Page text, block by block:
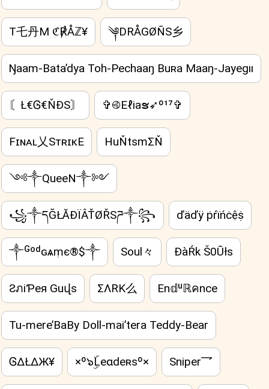
T乇丹M ℭ℟Åℤ¥ ༆DRÅGØÑS乡
Ŋaam-Bata’dya Toh-Pechaaŋ Buʀa Maaŋ-Jayegıı
〘Ł€Ꮆ€ŇĐS〙 ✞࿋Eℓiaຮ➶º¹⁷✞
Fɪɴᴀʟ乂SᴛʀɪᴋE HuŇtsmΣŇ
༺༒QueeN༒༻
꧁༒དĞŁĂĐÏÂŤØŘSཌ༒꧂ ďäďÿ ṗŕïńċệṩ
༒ᴳᵒᵈɢѧṃє®$༒ Soul々 ĐàŔk Š0Ūłs
ƧภiƤeя Guվs ΣΛRK么 En𝕕ᵘℝคnce
Tu-mere’BaBy Doll-mai’tera Teddy-Bear
ᎶΔŁΔЖ¥ ×º๖ۣۜLeαdeʀsº× Sniper乛